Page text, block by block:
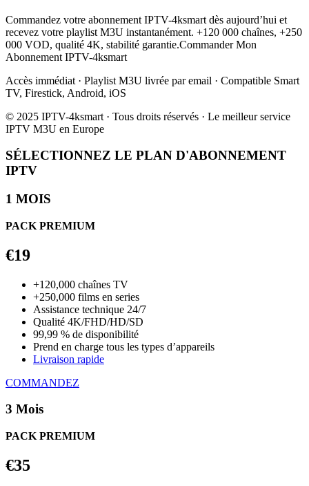
Commandez votre abonnement IPTV-4ksmart dès aujourd’hui et
recevez votre playlist M3U instantanément. +120 000 chaînes, +250
000 VOD, qualité 4K, stabilité garantie.Commander Mon
Abonnement IPTV-4ksmart
Accès immédiat · Playlist M3U livrée par email · Compatible Smart
TV, Firestick, Android, iOS
© 2025 IPTV-4ksmart · Tous droits réservés · Le meilleur service
IPTV M3U en Europe
SÉLECTIONNEZ LE PLAN D'ABONNEMENT
IPTV
1 MOIS
PACK PREMIUM
€19
+120,000 chaînes TV
+250,000 films en series
Assistance technique 24/7
Qualité 4K/FHD/HD/SD
99,99 % de disponibilité
Prend en charge tous les types d’appareils
Livraison rapide
COMMANDEZ
3 Mois
PACK PREMIUM
€35